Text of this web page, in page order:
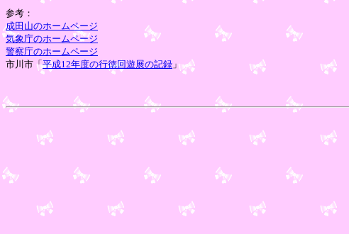
参考：
成田山のホームページ
気象庁のホームページ
警察庁のホームページ
市川市「平成12年度の行徳回遊展の記録 」